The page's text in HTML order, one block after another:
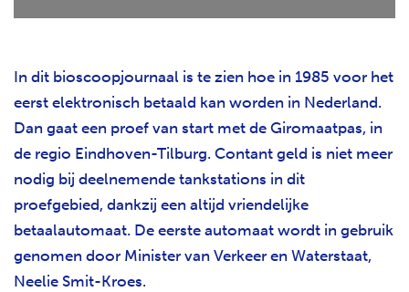
In dit bioscoopjournaal is te zien hoe in 1985 voor het
eerst elektronisch betaald kan worden in Nederland.
Dan gaat een proef van start met de Giromaatpas, in
de regio Eindhoven-Tilburg. Contant geld is niet meer
nodig bij deelnemende tankstations in dit
proefgebied, dankzij een altijd vriendelijke
betaalautomaat. De eerste automaat wordt in gebruik
genomen door Minister van Verkeer en Waterstaat,
Neelie Smit-Kroes.